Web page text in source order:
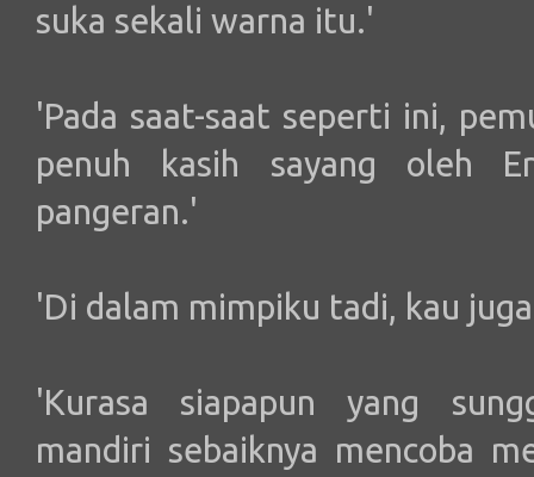
suka sekali warna itu.'
'Pada saat-saat seperti ini,
penuh kasih sayang oleh
pangeran.'
'Di dalam mimpiku tadi, kau
'Kurasa siapapun yang
mandiri sebaiknya mencoba